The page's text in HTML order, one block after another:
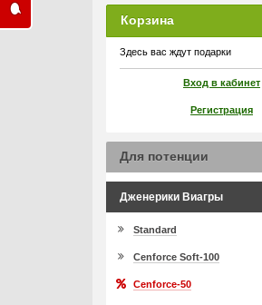
Корзина
Здесь вас ждут подарки
Вход в кабинет
Регистрация
Для потенции
Дженерики Виагры
Standard
Cenforce Soft-100
Cenforce-50